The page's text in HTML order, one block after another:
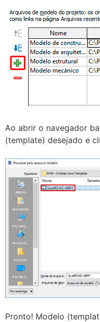
Ao abrir o navegador
(template) desejado e
Pronto! Modelo